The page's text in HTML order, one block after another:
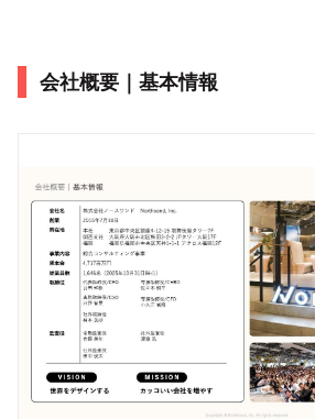
会社概要｜基本情報